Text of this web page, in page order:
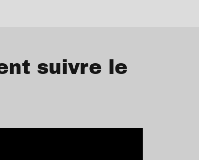
suivre le